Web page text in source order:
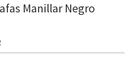
Manillar Negro